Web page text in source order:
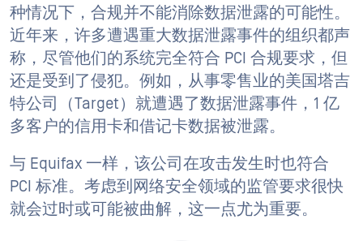
种情况下，合规并不能消除数据泄露的可能性。
近年来，许多遭遇重大数据泄露事件的组织都声
称，尽管他们的系统完全符合 PCI 合规要求，但
还是受到了侵犯。例如，从事零售业的美国塔吉
特公司（Target）就遭遇了数据泄露事件，1 亿
多客户的信用卡和借记卡数据被泄露。
与 Equifax 一样，该公司在攻击发生时也符合
PCI 标准。考虑到网络安全领域的监管要求很快
就会过时或可能被曲解，这一点尤为重要。